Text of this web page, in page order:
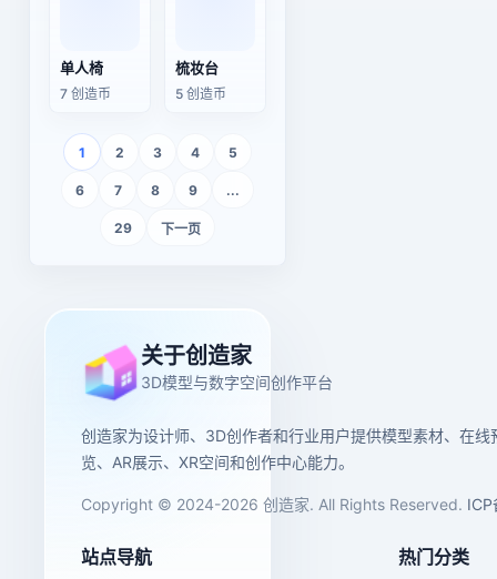
单人椅
7 创造币
梳妆台
5 创造币
1 2 3 4 5
6 7 8 9 ...
29 下一页
关于创造家
3D模型与数字空间创作平台
创造家为设计师、3D创作者和行业用户提供模型素材、在线
览、AR展示、XR空间和创作中心能力。
Copyright © 2024-2026 创造家. All Rights Reserved. ICP
站点导航 热门分类